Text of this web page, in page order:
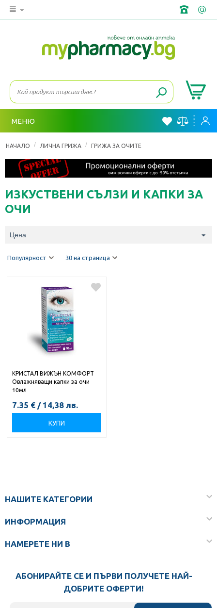
МЕНЮ
НАЧАЛО / ЛИЧНА ГРИЖА / ГРИЖА ЗА ОЧИТЕ
ИЗКУСТВЕНИ СЪЛЗИ И КАПКИ ЗА
ОЧИ
Цена
Популярност 30 на страница
КРИСТАЛ ВИЖЪН КОМФОРТ
Овлажняващи капки за очи
10мл
7.35 € / 14,38 лв.
КУПИ
НАШИТЕ КАТЕГОРИИ
ИНФОРМАЦИЯ
НАМЕРЕТЕ НИ В
АБОНИРАЙТЕ СЕ И ПЪРВИ ПОЛУЧЕТЕ НАЙ-
ДОБРИТЕ ОФЕРТИ!